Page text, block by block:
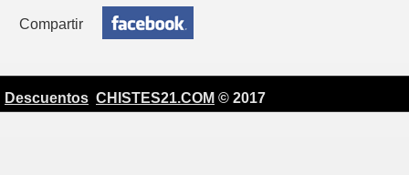
Compartir
Descuentos CHISTES21.COM © 2017